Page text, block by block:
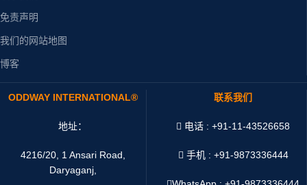
免责声明
我们的网站地图
博客
ODDWAY INTERNATIONAL®
地址：
4216/20, 1 Ansari Road,
Daryaganj,
联系我们
电话 : +91-11-43526658
手机 : +91-9873336444